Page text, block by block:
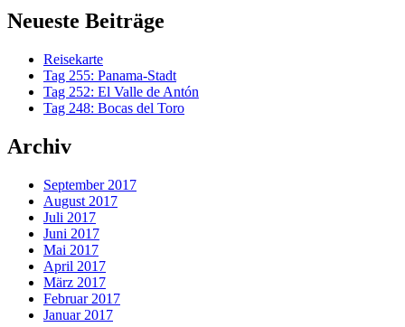
Neueste Beiträge
Reisekarte
Tag 255: Panama-Stadt
Tag 252: El Valle de Antón
Tag 248: Bocas del Toro
Archiv
September 2017
August 2017
Juli 2017
Juni 2017
Mai 2017
April 2017
März 2017
Februar 2017
Januar 2017